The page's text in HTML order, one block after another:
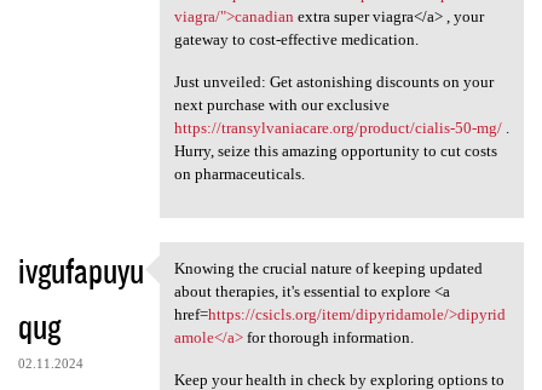
viagra/">canadian extra super viagra</a> , your
gateway to cost-effective medication.
Just unveiled: Get astonishing discounts on your
next purchase with our exclusive
https://transylvaniacare.org/product/cialis-50-mg/.
Hurry, seize this amazing opportunity to cut costs
on pharmaceuticals.
ivgufapuyu
qug
02.11.2024
Knowing the crucial nature of
Knowing the crucial nature of keeping updated
about therapies, it's essential to explore <a
href=https://csicls.org/item/dipyridamole/>dipyrid
amole</a>for thorough information.
Keep your health in check by exploring options to